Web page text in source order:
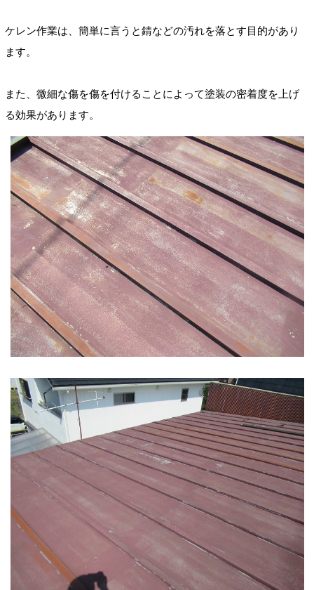
ケレン作業は、簡単に言うと錆などの汚れを落とす目的があり
ます。
また、微細な傷を傷を付けることによって塗装の密着度を上げ
る効果があります。